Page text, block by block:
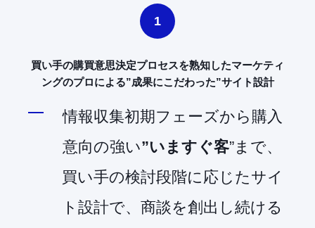
1
買い手の購買意思決定プロセスを熟知したマーケティ
ングのプロによる”成果にこだわった”サイト設計
情報収集初期フェーズから購入
意向の強い”いますぐ客”まで、
買い手の検討段階に応じたサイ
ト設計で、商談を創出し続ける